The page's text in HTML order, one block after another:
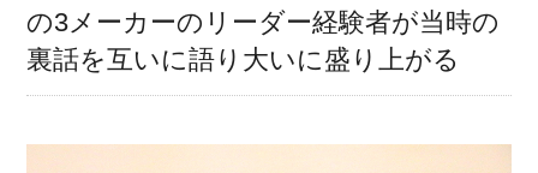
の3メーカーのリーダー経験者が当時の
裏話を互いに語り大いに盛り上がる